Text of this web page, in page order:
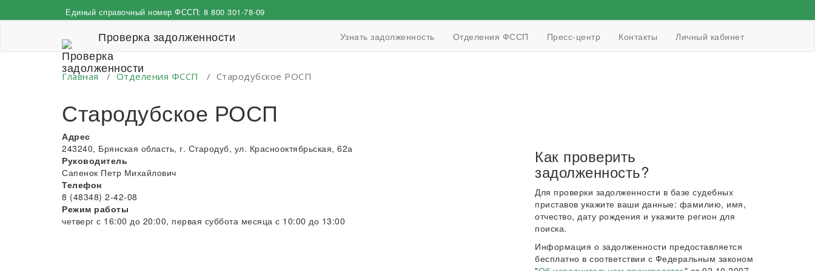
к
Единый справочный номер ФССП: 8 800 301-78-09
Проверка задолженности Узнать задолженность Отделения ФССП Пресс-центр Контакты Личный кабинет
Главная / Отделения ФССП / Стародубское РОСП
Стародубское РОСП
Адрес
243240, Брянская область, г. Стародуб, ул. Краснооктябрьская, 62а
Руководитель
Сапенок Петр Михайлович
Телефон
8 (48348) 2-42-08
Режим работы
четверг с 16:00 до 20:00, первая суббота месяца с 10:00 до 13:00
Как проверить
задолженность?
Для проверки задолженности в базе судебных
приставов укажите ваши данные: фамилию, имя,
отчество, дату рождения и укажите регион для
поиска.
Информация о задолженности предоставляется
бесплатно в соответствии с Федеральным законом